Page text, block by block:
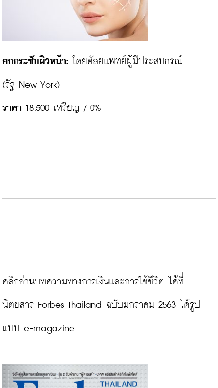
ยกกระชับผิวหน้า: โดยศัลยแพทย์ผู้มีประสบกรณ์
ราคา 18,500 เหรียญ / 0%
คลิกอ่านบทความทางการเงินและการใช้ชีวิต ได้ที่
นิตยสาร Forbes Thailand ฉบับมกราคม 2563 ได้รูป
แบบ e-magazine